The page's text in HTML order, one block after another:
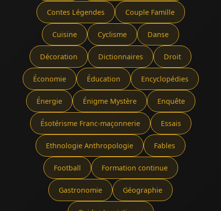
Contes Légendes Couple Famille
Cuisine Cyclisme Danse
Décoration Dictionnaires Droit
Économie Éducation Encyclopédies
Énergie Énigme Mystère Enquête
Ésotérisme Franc-maçonnerie Essais
Ethnologie Anthropologie Fables
Football Formation continue
Gastronomie Géographie